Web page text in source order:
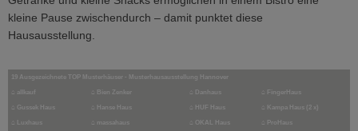
kleine Pause zwischendurch – damit punktet diese
Hausausstellung.
19 Ausgezeichnete TOP Musterhäuser - Musterhausausstellung Hannover
⌂ allkauf ⌂ Bien Zenker ⌂ Danhaus ⌂ FingerHaus
⌂ Gussek Haus ⌂ Hanse Haus ⌂ HUF Haus ⌂ Kampa Haus (2 x)
⌂ Luxhaus ⌂ massahaus ⌂ OKAL Haus ⌂ ProHaus